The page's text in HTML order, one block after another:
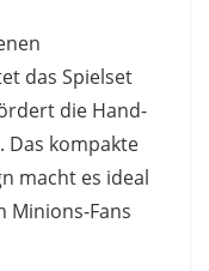
das Spielset
die Hand-
Das kompakte
macht es ideal
Minions-Fans